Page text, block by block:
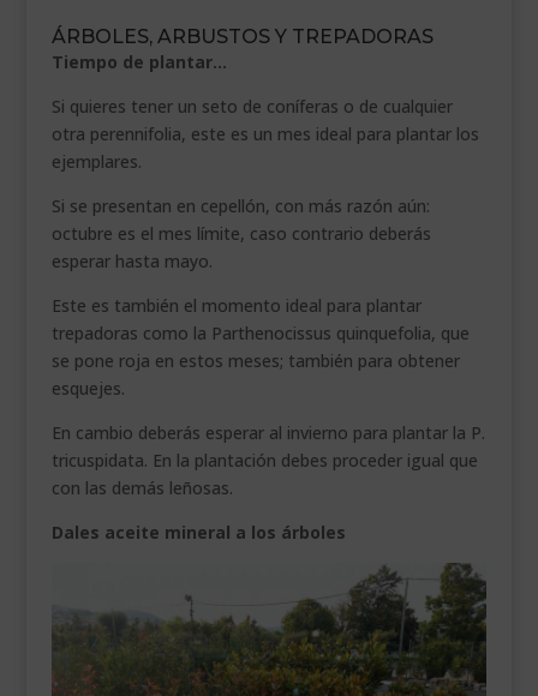
ÁRBOLES, ARBUSTOS Y TREPADORAS
Tiempo de plantar…
Si quieres tener un seto de coníferas o de cualquier
otra perennifolia, este es un mes ideal para plantar los
ejemplares.
Si se presentan en cepellón, con más razón aún:
octubre es el mes límite, caso contrario deberás
esperar hasta mayo.
Este es también el momento ideal para plantar
trepadoras como la Parthenocissus quinquefolia, que
se pone roja en estos meses; también para obtener
esquejes.
En cambio deberás esperar al invierno para plantar la P.
tricuspidata. En la plantación debes proceder igual que
con las demás leñosas.
Dales aceite mineral a los árboles